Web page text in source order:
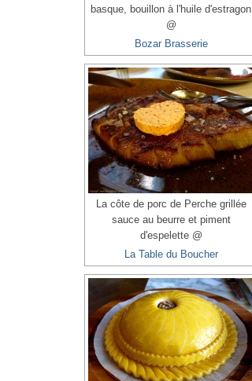
basque, bouillon à l'huile d'estragon
@
Bozar Brasserie
La côte de porc de Perche grillée
sauce au beurre et piment
d'espelette @
La Table du Boucher